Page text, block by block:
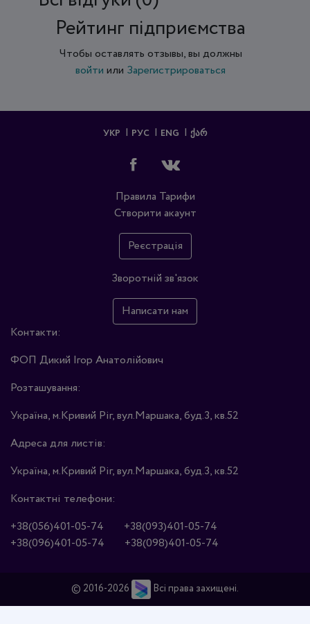
Рейтинг підприємства
Чтобы оставлять отзывы, вы должны
войти или Зарегистрироваться
УКР РУС ENG ᲥᲐᲠ
Правила Тарифи
Створити акаунт
Реєстрація
Зворотній зв'язок
Написати нам
Контакти:
ФОП Дикий Ігор Анатолійович
Розташування:
Україна, м.Кривий Ріг, вул.Маршака, буд.3, кв.52
Адреса для листів:
Україна, м.Кривий Ріг, вул.Маршака, буд.3, кв.52
Контактні телефони:
+38(056)401-05-74
+38(093)401-05-74
+38(096)401-05-74
+38(098)401-05-74
© 2016-2026 Всі права захищені.